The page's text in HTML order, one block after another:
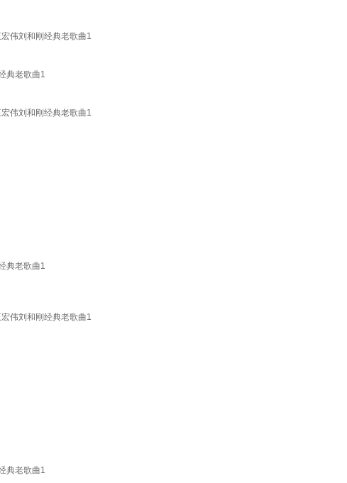
伟刘和刚经典老歌曲1
典老歌曲1
伟刘和刚经典老歌曲1
典老歌曲1
伟刘和刚经典老歌曲1
典老歌曲1